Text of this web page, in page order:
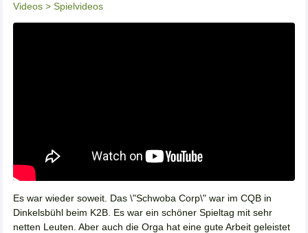
Videos > Spielvideos
Es war wieder soweit. Das \"Schwoba Corp\" war im CQB in
Dinkelsbühl beim K2B. Es war ein schöner Spieltag mit sehr
netten Leuten. Aber auch die Orga hat eine gute Arbeit geleistet